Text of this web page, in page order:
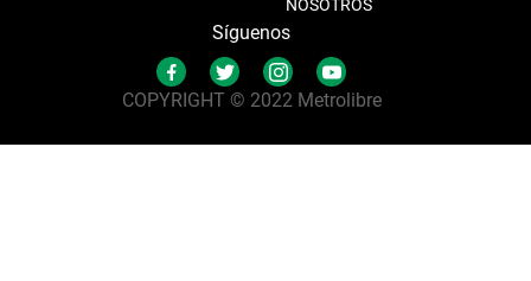
NOSOTROS
Síguenos
COPYRIGHT © 2022 Metrolibre